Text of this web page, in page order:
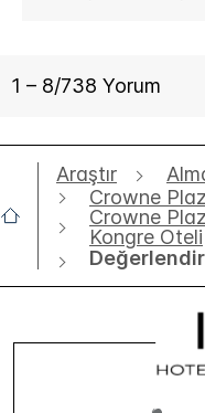
Araştır
Crowne
Crowne
Kongre Oteli